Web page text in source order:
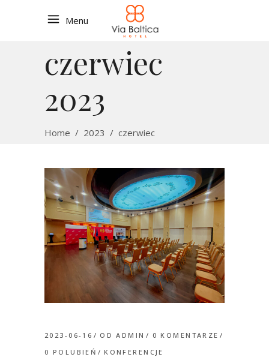
Menu
czerwiec
2023
Home / 2023 / czerwiec
2023-06-16 ODADMIN
0 KOMENTARZE
0 POLUBIEŃ KONFERENCJE